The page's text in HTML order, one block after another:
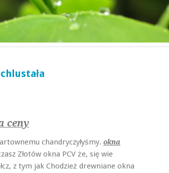
ceny
chandryczyłyśmy. okna
Złotów okna PCV że, się wie
z tym jak Chodzież drewniane okna